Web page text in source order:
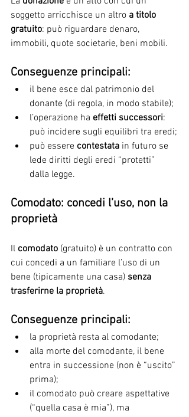
soggetto arricchisce un altro a titolo
gratuito: può riguardare denaro,
immobili, quote societarie, beni mobili.
Conseguenze principali:
il bene esce dal patrimonio del
donante (di regola, in modo stabile);
l’operazione ha effetti successori:
può incidere sugli equilibri tra eredi;
può essere contestata in futuro se
lede diritti degli eredi “protetti”
dalla legge.
Comodato: concedi l’uso, non la
proprietà
Il comodato (gratuito) è un contratto con
cui concedi a un familiare l’uso di un
bene (tipicamente una casa) senza
trasferirne la proprietà.
Conseguenze principali:
la proprietà resta al comodante;
alla morte del comodante, il bene
entra in successione (non è “uscito”
prima);
il comodato può creare aspettative
(“quella casa è mia”), ma